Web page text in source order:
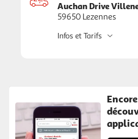
Auchan Drive
59650 Lezennes
Infos et Tarifs